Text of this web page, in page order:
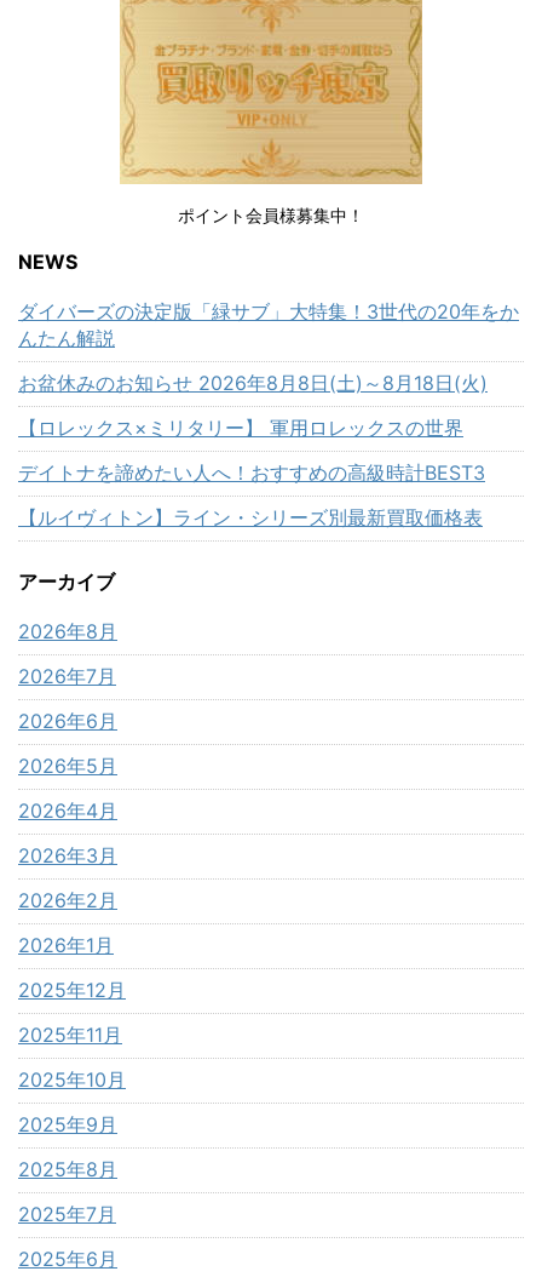
ポイント会員様募集中！
NEWS
ダイバーズの決定版「緑サブ」大特集！3世代の20年をか
んたん解説
お盆休みのお知らせ 2026年8月8日(土)～8月18日(火)
【ロレックス×ミリタリー】 軍用ロレックスの世界
デイトナを諦めたい人へ！おすすめの高級時計BEST3
【ルイヴィトン】ライン・シリーズ別最新買取価格表
アーカイブ
2026年8月
2026年7月
2026年6月
2026年5月
2026年4月
2026年3月
2026年2月
2026年1月
2025年12月
2025年11月
2025年10月
2025年9月
2025年8月
2025年7月
2025年6月